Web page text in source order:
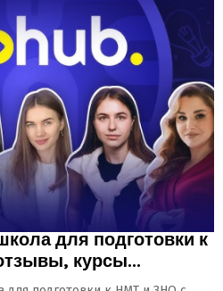
для подготовки к
курсы...